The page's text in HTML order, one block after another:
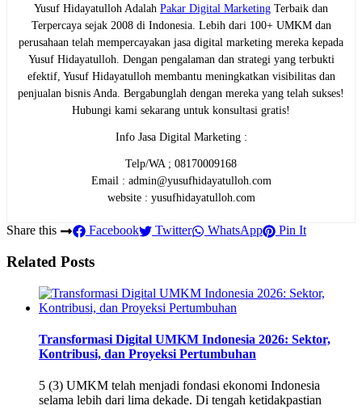
Yusuf Hidayatulloh Adalah Pakar Digital Marketing Terbaik dan
Terpercaya sejak 2008 di Indonesia. Lebih dari 100+ UMKM dan
perusahaan telah mempercayakan jasa digital marketing mereka kepada
Yusuf Hidayatulloh. Dengan pengalaman dan strategi yang terbukti
efektif, Yusuf Hidayatulloh membantu meningkatkan visibilitas dan
penjualan bisnis Anda. Bergabunglah dengan mereka yang telah sukses!
Hubungi kami sekarang untuk konsultasi gratis!
Info Jasa Digital Marketing :
Telp/WA ; 08170009168
Email : admin@yusufhidayatulloh.com
website : yusufhidayatulloh.com
Share this Facebook Twitter WhatsApp Pin It
Related Posts
Transformasi Digital UMKM Indonesia 2026: Sektor,
Kontribusi, dan Proyeksi Pertumbuhan
5 (3) UMKM telah menjadi fondasi ekonomi Indonesia
selama lebih dari lima dekade. Di tengah ketidakpastian